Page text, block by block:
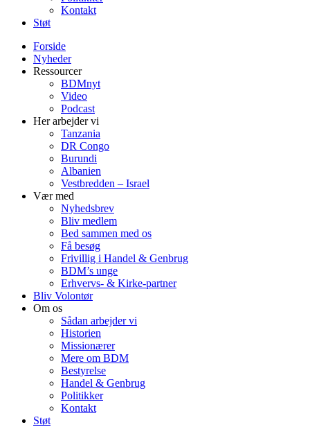
Kontakt
Støt
Forside
Nyheder
Ressourcer
BDMnyt
Video
Podcast
Her arbejder vi
Tanzania
DR Congo
Burundi
Albanien
Vestbredden – Israel
Vær med
Nyhedsbrev
Bliv medlem
Bed sammen med os
Få besøg
Frivillig i Handel & Genbrug
BDM’s unge
Erhvervs- & Kirke-partner
Bliv Volontør
Om os
Sådan arbejder vi
Historien
Missionærer
Mere om BDM
Bestyrelse
Handel & Genbrug
Politikker
Kontakt
Støt